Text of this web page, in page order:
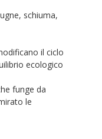
schiuma,
il ciclo
ecologico
funge da
le